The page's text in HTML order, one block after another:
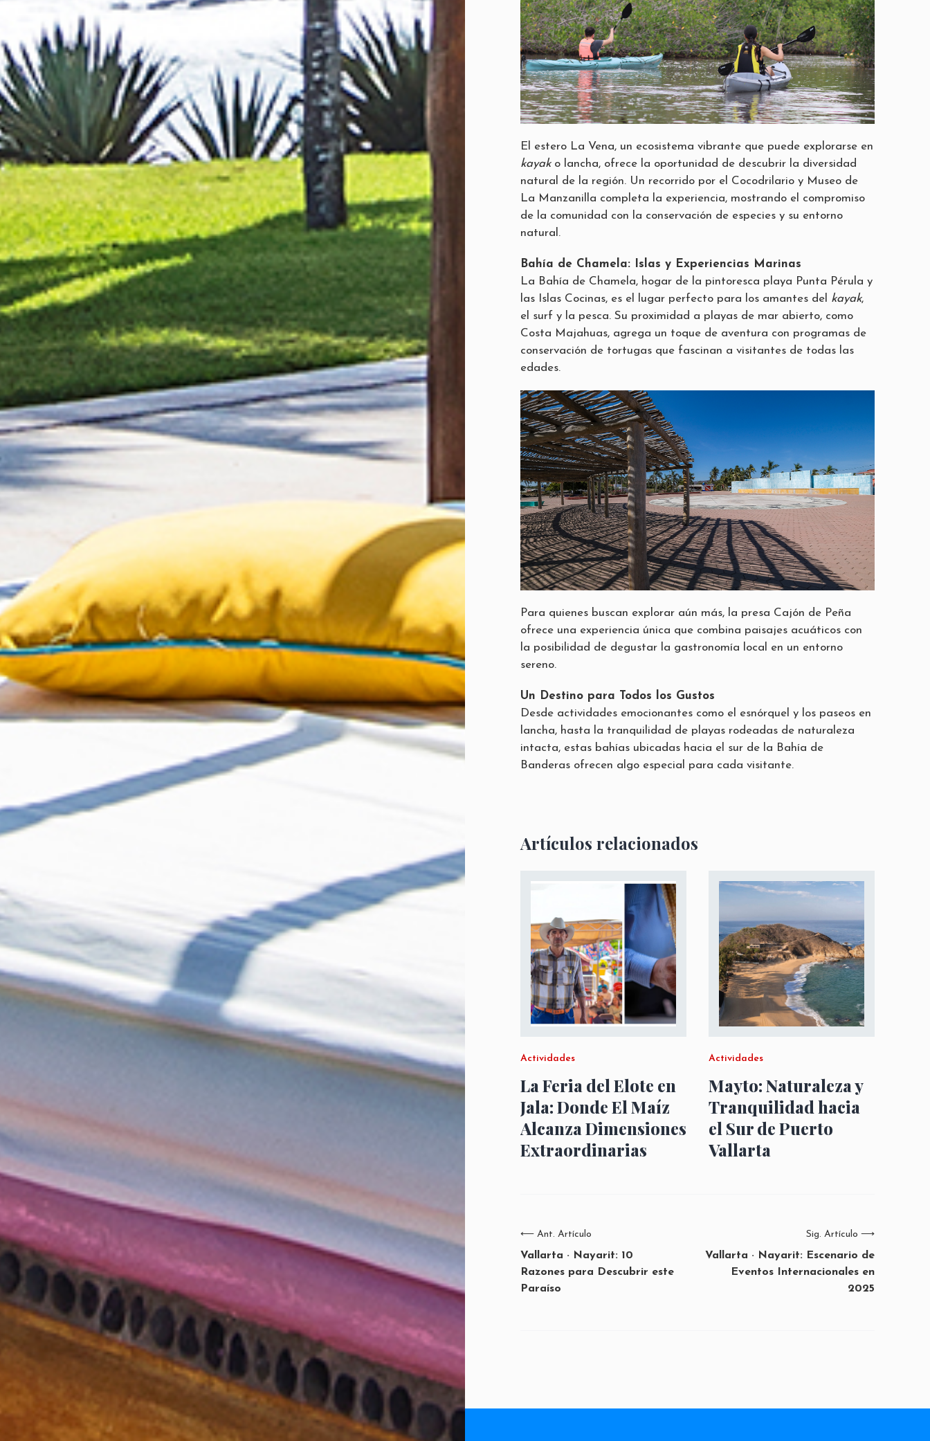
El estero La Vena, un ecosistema vibrante que puede explorarse en
kayako lancha, ofrece la oportunidad de descubrir la diversidad
natural de la región. Un recorrido por el Cocodrilario y Museo de
La Manzanilla completa la experiencia, mostrando el compromiso
de la comunidad con la conservación de especies y su entorno
natural.
Bahía de Chamela: Islas y Experiencias Marinas
La Bahía de Chamela, hogar de la pintoresca playa Punta Pérula y
las Islas Cocinas, es el lugar perfecto para los amantes del kayak,
el surf y la pesca. Su proximidad a playas de mar abierto, como
Costa Majahuas, agrega un toque de aventura con programas de
conservación de tortugas que fascinan a visitantes de todas las
edades.
Para quienes buscan explorar aún más, la presa Cajón de Peña
ofrece una experiencia única que combina paisajes acuáticos con
la posibilidad de degustar la gastronomía local en un entorno
sereno.
Un Destino para Todos los Gustos
Desde actividades emocionantes como el esnórquel y los paseos en
lancha, hasta la tranquilidad de playas rodeadas de naturaleza
intacta, estas bahías ubicadas hacia el sur de la Bahía de
Banderas ofrecen algo especial para cada visitante.
Artículos relacionados
Actividades
La Feria del Elote en
Jala: Donde El Maíz
Alcanza Dimensiones
Extraordinarias
Actividades
Mayto: Naturaleza y
Tranquilidad hacia
el Sur de Puerto
Vallarta
⟵ Ant. Artículo
Vallarta · Nayarit: 10
Razones para Descubrir este
Paraíso
Sig. Artículo ⟶
Vallarta · Nayarit: Escenario de
Eventos Internacionales en
2025